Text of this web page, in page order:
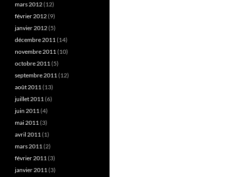
mars 2012(12)
février 2012(9)
janvier 2012(5)
décembre 2011(14)
novembre 2011(10)
octobre 2011(5)
septembre 2011(12)
août 2011(13)
juillet 2011(6)
juin 2011(4)
mai 2011(3)
avril 2011(1)
mars 2011(2)
février 2011(3)
janvier 2011(3)